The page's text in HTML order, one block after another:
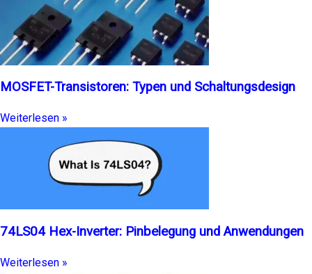
MOSFET-Transistoren: Typen und Schaltungsdesign
Weiterlesen »
74LS04 Hex-Inverter: Pinbelegung und Anwendungen
Weiterlesen »